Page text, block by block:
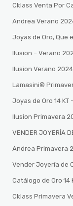
Cklass Venta Por
Andrea Verano
Joyas de Oro, Que
Ilusion – Verano
Ilusion Verano
Lamasini®️
Joyas de Oro 14 KT
Ilusion Primavera
VENDER JOYERÍA
Andrea Primavera
Vender Joyería de
Catálogo de Oro 14
Cklass Primavera